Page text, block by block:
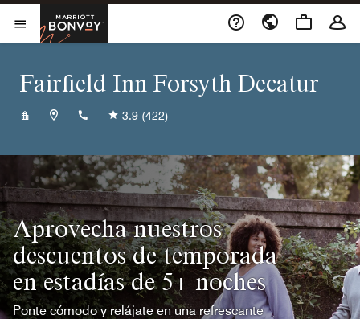
Skip to Content
Abrir el menú
Marriott Bonvoy
Fairfield Inn Forsyth Decatur
+12178753337
3.9 (422)
Aprovecha nuestros
descuentos de temporada
en estadías de 5+ noches
Ponte cómodo y relájate en una refrescante